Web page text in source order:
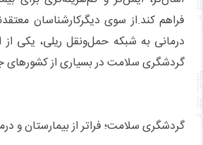
فراهم کند.از سوی دیگرکارشناسان
درمانی به شبکه حمل‌ونقل ریلی، یکی
گردشگری سلامت در بسیاری از
گردشگری سلامت؛ فراتر از بیمارستان و